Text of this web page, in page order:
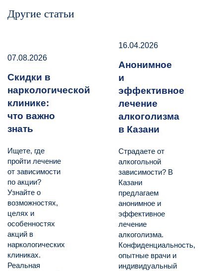
Другие статьи
07.08.2026
Скидки в
наркологической
клинике:
что важно
знать
Ищете, где
пройти лечение
от зависимости
по акции?
Узнайте о
возможностях,
целях и
особенностях
акций в
наркологических
клиниках.
Реальная
16.04.2026
Анонимное
и
эффективное
лечение
алкоголизма
в Казани
Страдаете от
алкогольной
зависимости? В
Казани
предлагаем
анонимное и
эффективное
лечение
алкоголизма.
Конфиденциальность,
опытные врачи и
индивидуальный